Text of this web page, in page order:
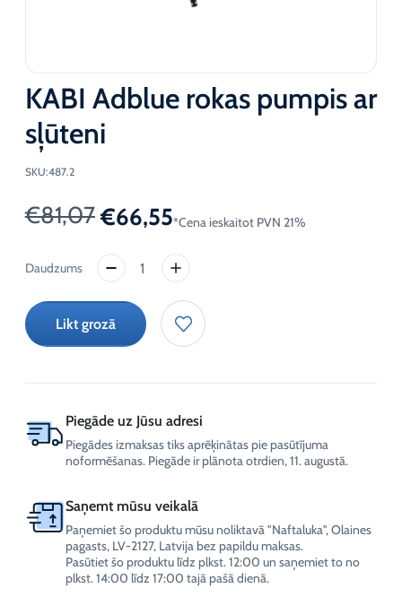
KABI Adblue rokas pumpis ar
sļūteni
SKU:487.2
€81,07
Original
price
€81,07.
€66,55
Current
price
€66,55.
*Cena ieskaitot PVN 21%
KABI
rokas
pumpis
ar
Likt grozā
Piegāde uz Jūsu adresi
Piegādes izmaksas tiks aprēķinātas pie pasūtījuma
noformēšanas. Piegāde ir plānota otrdien, 11. augustā.
Saņemt mūsu veikalā
Paņemiet šo produktu mūsu noliktavā "Naftaluka", Olaines
pagasts, LV-2127, Latvija bez papildu maksas.
Pasūtiet šo produktu līdz plkst. 12:00 un saņemiet to no
plkst. 14:00 līdz 17:00 tajā pašā dienā.